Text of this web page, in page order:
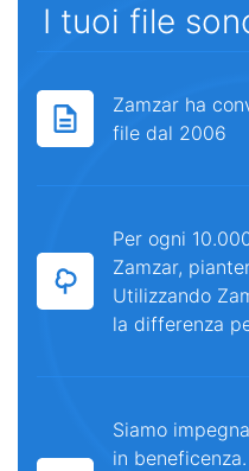
I tuoi file
Zamzar ha
file dal 2006
Per ogni
Zamzar,
Utilizzando
la differenza
Siamo
in